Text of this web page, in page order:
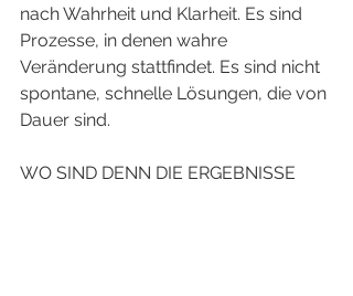
nach Wahrheit und Klarheit. Es sind
Prozesse, in denen wahre
Veränderung stattfindet. Es sind nicht
spontane, schnelle Lösungen, die von
Dauer sind.
WO SIND DENN DIE ERGEBNISSE